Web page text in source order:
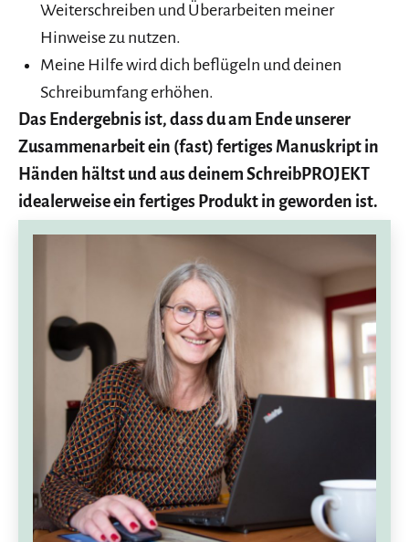
Weiterschreiben und Überarbeiten meiner
Hinweise zu nutzen.
Meine Hilfe wird dich beflügeln und deinen
Schreibumfang erhöhen.
Das Endergebnis ist, dass du am Ende unserer
Zusammenarbeit ein (fast) fertiges Manuskript in
Händen hältst und aus deinem SchreibPROJEKT
idealerweise ein fertiges Produkt in geworden ist.